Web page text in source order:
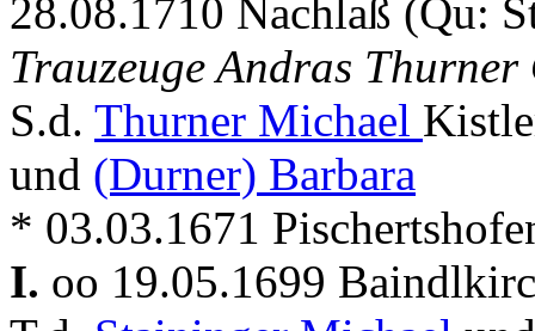
28.08.1710 Nachlaß (Qu:
Trauzeuge Andras
S.d. Thurner Michael
und (Durner) Barbara
* 03.03.1671
I. oo 19.05.1699